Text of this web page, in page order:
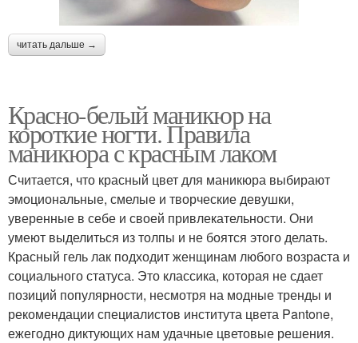
читать дальше →
Красно-белый маникюр на
короткие ногти. Правила
маникюра с красным лаком
Считается, что красный цвет для маникюра выбирают
эмоциональные, смелые и творческие девушки,
уверенные в себе и своей привлекательности. Они
умеют выделиться из толпы и не боятся этого делать.
Красный гель лак подходит женщинам любого возраста и
социального статуса. Это классика, которая не сдает
позиций популярности, несмотря на модные тренды и
рекомендации специалистов института цвета Pantone,
ежегодно диктующих нам удачные цветовые решения.